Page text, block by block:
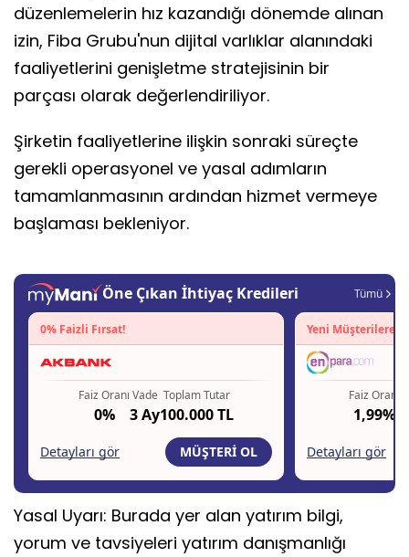
düzenlemelerin hız kazandığı dönemde alınan
izin, Fiba Grubu'nun dijital varlıklar alanındaki
faaliyetlerini genişletme stratejisinin bir
parçası olarak değerlendiriliyor.
Şirketin faaliyetlerine ilişkin sonraki süreçte
gerekli operasyonel ve yasal adımların
tamamlanmasının ardından hizmet vermeye
başlaması bekleniyor.
Yasal Uyarı: Burada yer alan yatırım bilgi,
yorum ve tavsiyeleri yatırım danışmanlığı